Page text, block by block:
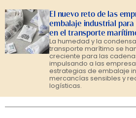
El nuevo reto de las
embalaje industrial
en el transporte
La humedad y la
transporte marítimo se
creciente para las
impulsando a las
estrategias de embalaje
mercancías sensibles y
logísticas.